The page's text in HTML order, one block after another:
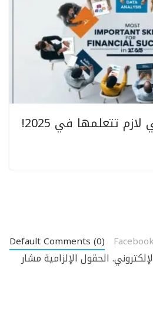
تتعلمها في 2025!
Default Comments (0)
الحقول الإلزامية مشار